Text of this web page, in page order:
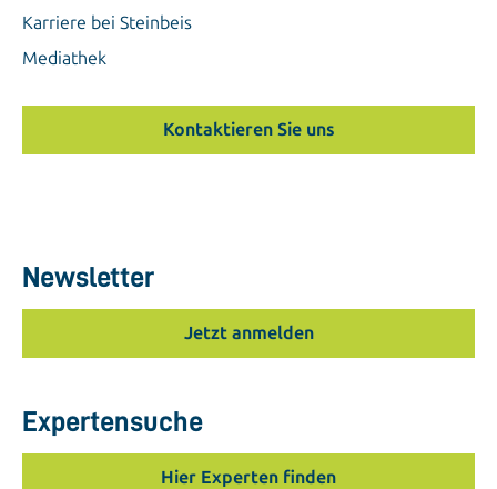
Karriere bei Steinbeis
Mediathek
Kontaktieren Sie uns
Newsletter
Jetzt anmelden
Expertensuche
Hier Experten finden